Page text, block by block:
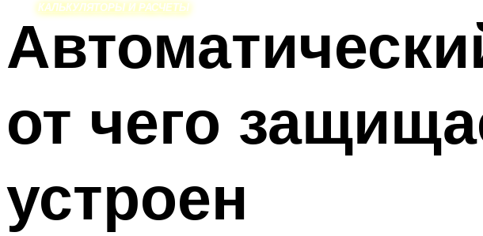
КАЛЬКУЛЯТОРЫ И РАСЧЕТЫ
Меню
от чего
устроен